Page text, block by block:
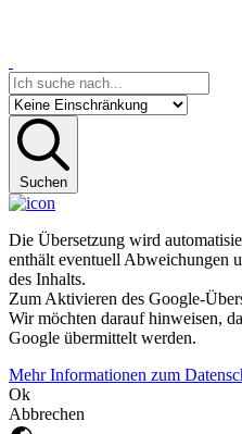
Suchen
Die Übersetzung wird
enthält eventuell Abweichungen
des Inhalts.
Zum Aktivieren des Google-
Wir möchten darauf hinweisen,
Google übermittelt werden.
Mehr Informationen zum
Ok
Abbrechen